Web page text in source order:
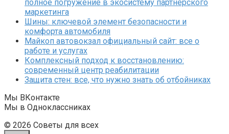
полное погружение в экосистему партнерского
маркетинга
Шины: ключевой элемент безопасности и
комфорта автомобиля
Майкоп автовокзал официальный сайт: все о
работе и услугах
Комплексный подход к восстановлению:
современный центр реабилитации
Защита стен: все, что нужно знать об отбойниках
Мы ВКонтакте
Мы в Одноклассниках
© 2026 Советы для всех